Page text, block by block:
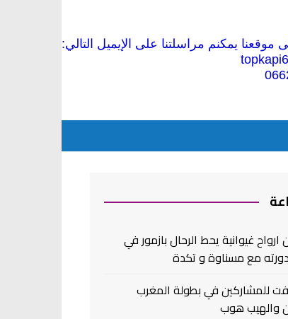
يمكنم مراسلتنا على الإيميل التالي:
غيوانية يحط الرحال بازمور في
دورته مع مسناوة و تكدة
للمشاركين في بطولة المغرب
والهيب هوب